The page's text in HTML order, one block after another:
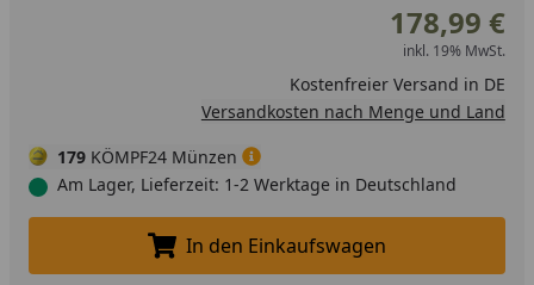
178,99 €
inkl. 19% MwSt.
Kostenfreier Versand in DE
Versandkosten nach Menge und Land
179 KÖMPF24 Münzen
Am Lager, Lieferzeit: 1-2 Werktage in Deutschland
In den Einkaufswagen legen
In den Einkaufswagen